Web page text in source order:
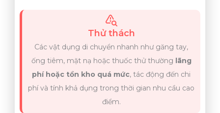
Thử thách
Các vật dụng di chuyển nhanh như găng tay,
ống tiêm, mặt nạ hoặc thuốc thử thường lãng
phí hoặc tồn kho quá mức, tác động đến chi
phí và tính khả dụng trong thời gian nhu cầu cao
điểm.